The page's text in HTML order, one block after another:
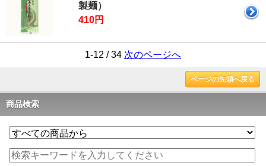
製麺）
410円
1-12 / 34 次のページへ
ページの先頭へ戻る
商品検索